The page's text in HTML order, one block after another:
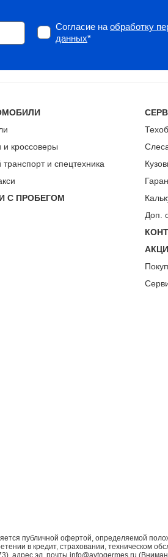
Согласие на обработку
данных*
кроссоверы
и спецтехника
С ПРОБЕГОМ
Доп.
публичной офертой, определяемой
в кредит, страховании, техническом
эл. почты info@avtogermes.ru